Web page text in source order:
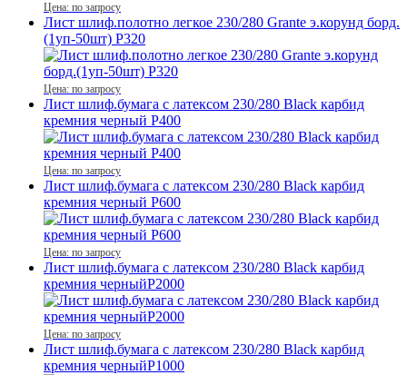
Цена: по запросу
Лист шлиф.полотно легкое 230/280 Grante э.корунд борд.
(1уп-50шт) P320
Цена: по запросу
Лист шлиф.бумага с латексом 230/280 Black карбид
кремния черный P400
Цена: по запросу
Лист шлиф.бумага с латексом 230/280 Black карбид
кремния черный P600
Цена: по запросу
Лист шлиф.бумага с латексом 230/280 Black карбид
кремния черныйP2000
Цена: по запросу
Лист шлиф.бумага с латексом 230/280 Black карбид
кремния черныйP1000